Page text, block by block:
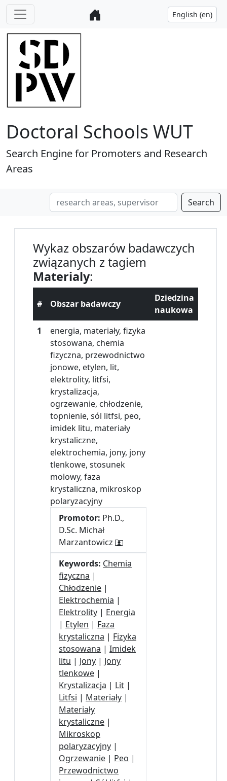
Doctoral Schools WUT
Search Engine for Promoters and Research
Areas
Search
Wykaz obszarów badawczych
związanych z tagiem
Materialy:
# Obszar badawczy
Dziedzina
naukowa
1
energia, materiały, fizyka
stosowana, chemia
fizyczna, przewodnictwo
jonowe, etylen, lit,
elektrolity, litfsi,
krystalizacja,
ogrzewanie, chłodzenie,
topnienie, sól litfsi, peo,
imidek litu, materiały
krystaliczne,
elektrochemia, jony, jony
tlenkowe, stosunek
molowy, faza
krystaliczna, mikroskop
polaryzacyjny
Promotor: Ph.D.,
D.Sc. Michał
Marzantowicz
Keywords: Chemia
fizyczna |
Chłodzenie |
Elektrochemia |
Elektrolity | Energia
| Etylen | Faza
krystaliczna | Fizyka
stosowana | Imidek
litu | Jony | Jony
tlenkowe |
Krystalizacja | Lit |
Litfsi | Materiały |
Materiały
krystaliczne |
Mikroskop
polaryzacyjny |
Ogrzewanie | Peo |
Przewodnictwo